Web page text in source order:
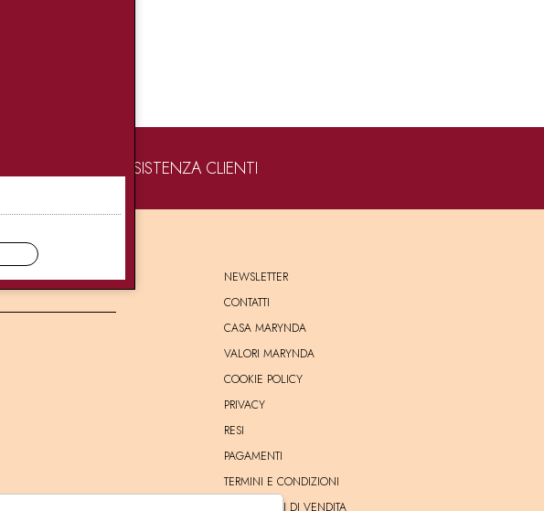
ASSISTENZA CLIENTI
NEWSLETTER
CONTATTI
CASA MARYNDA
VALORI MARYNDA
COOKIE POLICY
PRIVACY
RESI
PAGAMENTI
TERMINI E CONDIZIONI
CONDIZIONI DI VENDITA